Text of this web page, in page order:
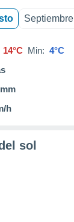
Septiembre
14°C Min: 4°C
h
sol